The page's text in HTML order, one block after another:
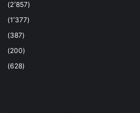
(2٬857)
(1٬377)
(387)
(200)
(628)